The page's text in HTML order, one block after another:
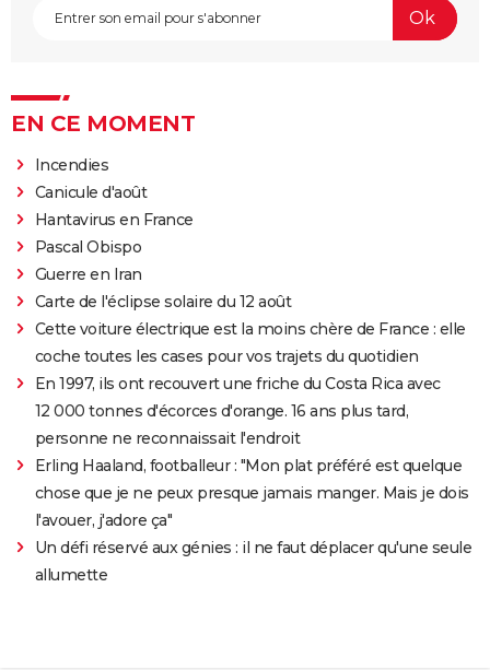
EN CE MOMENT
Incendies
Canicule d'août
Hantavirus en France
Pascal Obispo
Guerre en Iran
Carte de l'éclipse solaire du 12 août
Cette voiture électrique est la moins chère de France : elle
coche toutes les cases pour vos trajets du quotidien
En 1997, ils ont recouvert une friche du Costa Rica avec
12 000 tonnes d'écorces d'orange. 16 ans plus tard,
personne ne reconnaissait l'endroit
Erling Haaland, footballeur : "Mon plat préféré est quelque
chose que je ne peux presque jamais manger. Mais je dois
l'avouer, j'adore ça"
Un défi réservé aux génies : il ne faut déplacer qu'une seule
allumette